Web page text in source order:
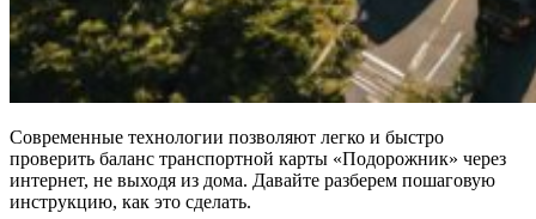
Современные технологии позволяют легко и быстро
проверить баланс транспортной карты «Подорожник» через
интернет, не выходя из дома. Давайте разберем пошаговую
инструкцию, как это сделать.